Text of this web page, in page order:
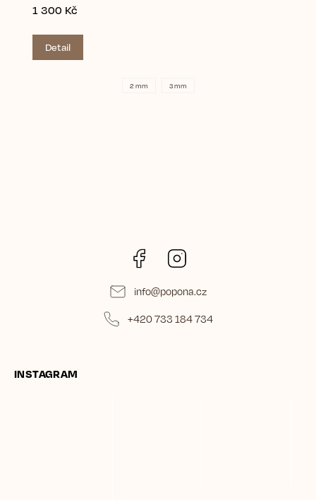
1 300 Kč
Detail
2 mm 3 mm
Facebook
info@popona.cz
+420 733 184 734
INSTAGRAM